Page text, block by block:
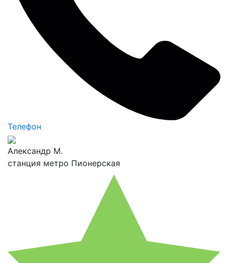
Телефон
Александр М.
станция метро Пионерская